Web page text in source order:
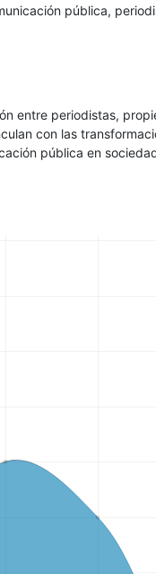
pública,
entre periodistas,
con las
pública en